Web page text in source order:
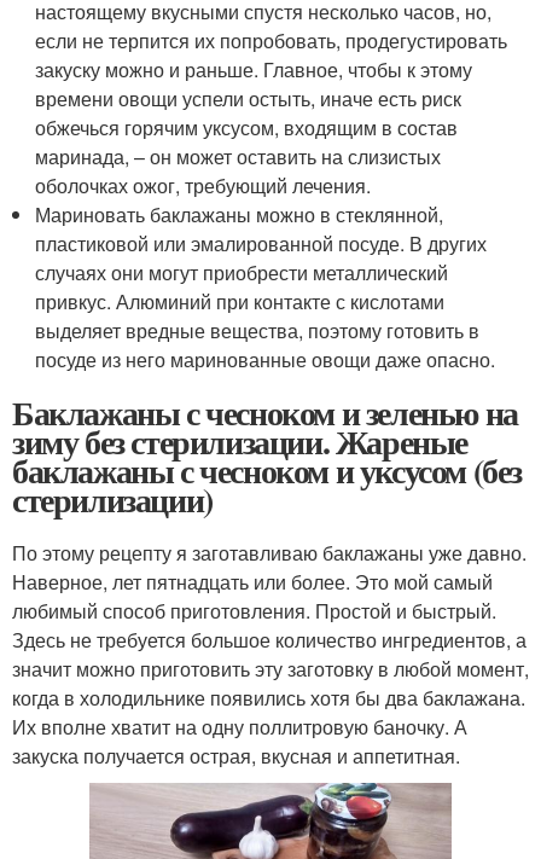
настоящему вкусными спустя несколько часов, но,
если не терпится их попробовать, продегустировать
закуску можно и раньше. Главное, чтобы к этому
времени овощи успели остыть, иначе есть риск
обжечься горячим уксусом, входящим в состав
маринада, – он может оставить на слизистых
оболочках ожог, требующий лечения.
Мариновать баклажаны можно в стеклянной,
пластиковой или эмалированной посуде. В других
случаях они могут приобрести металлический
привкус. Алюминий при контакте с кислотами
выделяет вредные вещества, поэтому готовить в
посуде из него маринованные овощи даже опасно.
Баклажаны с чесноком и зеленью на
зиму без стерилизации. Жареные
баклажаны с чесноком и уксусом (без
стерилизации)
По этому рецепту я заготавливаю баклажаны уже давно.
Наверное, лет пятнадцать или более. Это мой самый
любимый способ приготовления. Простой и быстрый.
Здесь не требуется большое количество ингредиентов, а
значит можно приготовить эту заготовку в любой момент,
когда в холодильнике появились хотя бы два баклажана.
Их вполне хватит на одну поллитровую баночку. А
закуска получается острая, вкусная и аппетитная.